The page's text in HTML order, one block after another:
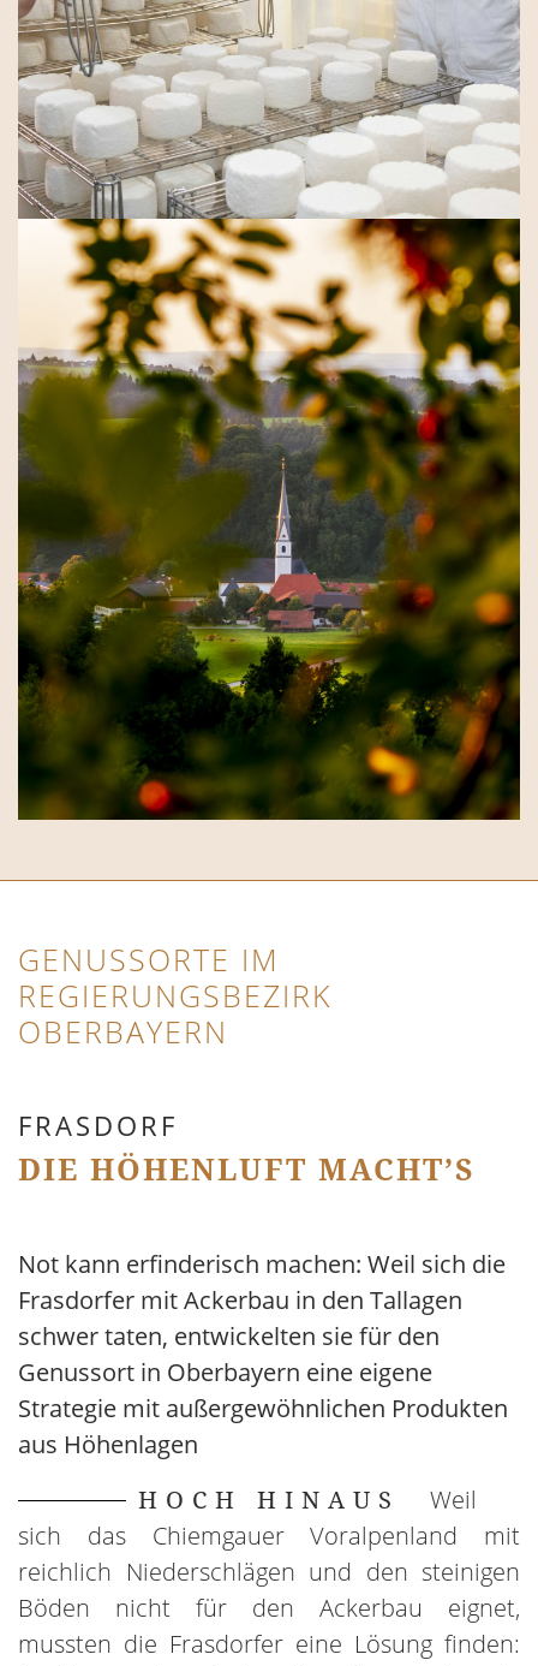
GENUSSORTE IM
REGIERUNGSBEZIRK
OBERBAYERN
FRASDORF
DIE HÖHENLUFT MACHT’S
Not kann erfinderisch machen: Weil sich die
Frasdorfer mit Ackerbau in den Tallagen
schwer taten, entwickelten sie für den
Genussort in Oberbayern eine eigene
Strategie mit außergewöhnlichen Produkten
aus Höhenlagen
HOCH HINAUS
Weil
sich das Chiemgauer Voralpenland mit
reichlich Niederschlägen und den steinigen
Böden nicht für den Ackerbau eignet,
mussten die Frasdorfer eine Lösung finden: